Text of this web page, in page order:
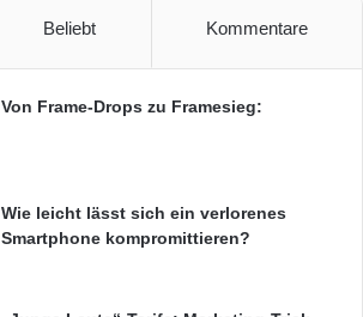
Beliebt Kommentare
Von Frame-Drops zu Framesieg:
Wie leicht lässt sich ein verlorenes
Smartphone kompromittieren?